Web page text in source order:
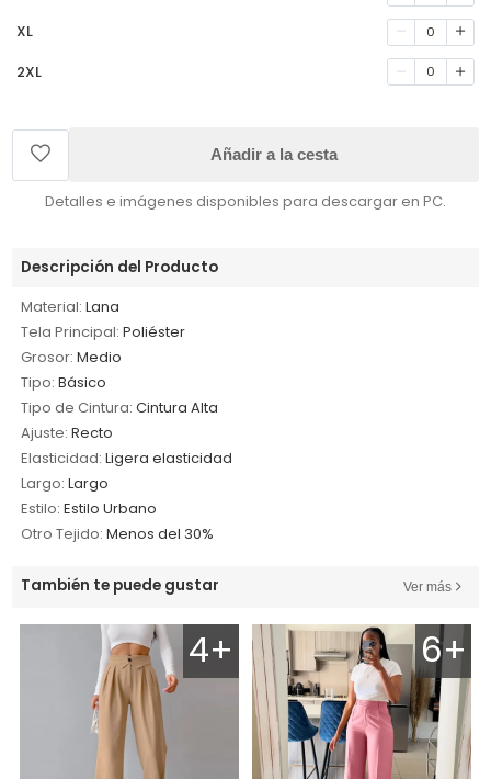
XL 0
2XL 0
Añadir a la cesta
Detalles e imágenes disponibles para descargar en PC.
Descripción del Producto
Material: Lana
Tela Principal: Poliéster
Grosor: Medio
Tipo: Básico
Tipo de Cintura: Cintura Alta
Ajuste: Recto
Elasticidad: Ligera elasticidad
Largo: Largo
Estilo: Estilo Urbano
Otro Tejido: Menos del 30%
También te puede gustar Ver más
4+ 6+